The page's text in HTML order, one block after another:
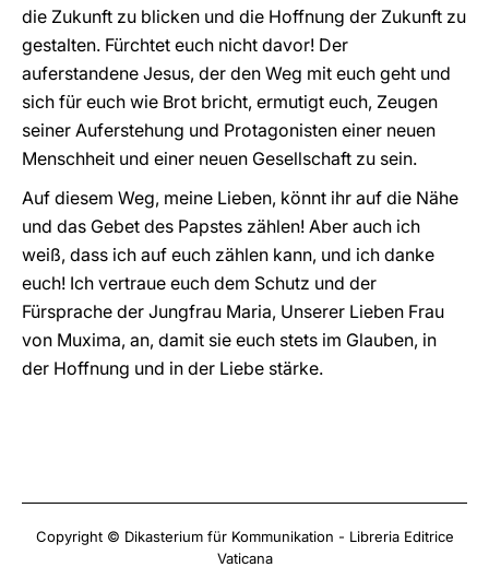
die Zukunft zu blicken und die Hoffnung der Zukunft zu
gestalten. Fürchtet euch nicht davor! Der
auferstandene Jesus, der den Weg mit euch geht und
sich für euch wie Brot bricht, ermutigt euch, Zeugen
seiner Auferstehung und Protagonisten einer neuen
Menschheit und einer neuen Gesellschaft zu sein.
Auf diesem Weg, meine Lieben, könnt ihr auf die Nähe
und das Gebet des Papstes zählen! Aber auch ich
weiß, dass ich auf euch zählen kann, und ich danke
euch! Ich vertraue euch dem Schutz und der
Fürsprache der Jungfrau Maria, Unserer Lieben Frau
von Muxima, an, damit sie euch stets im Glauben, in
der Hoffnung und in der Liebe stärke.
Copyright © Dikasterium für Kommunikation - Libreria Editrice
Vaticana